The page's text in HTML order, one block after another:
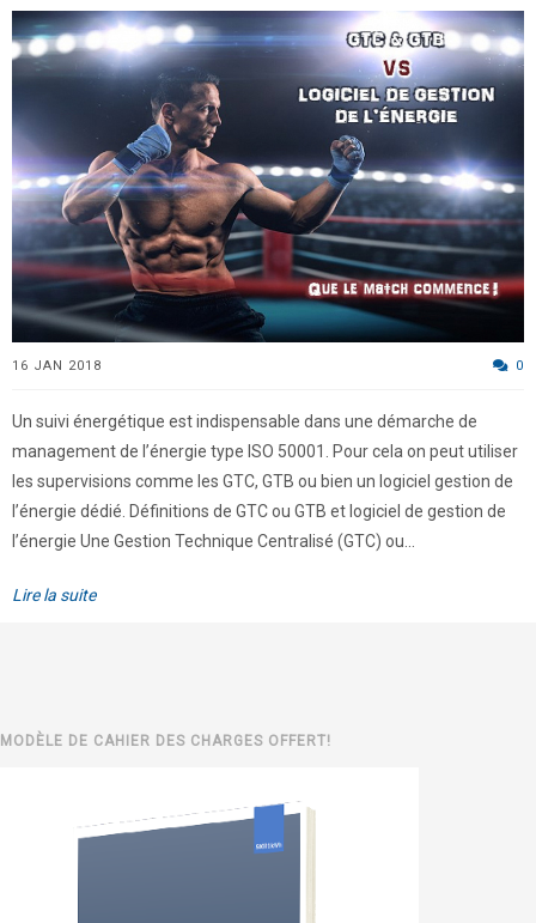
16 JAN 2018 0
Un suivi énergétique est indispensable dans une démarche de
management de l’énergie type ISO 50001. Pour cela on peut utiliser
les supervisions comme les GTC, GTB ou bien un logiciel gestion de
l’énergie dédié. Définitions de GTC ou GTB et logiciel de gestion de
l’énergie Une Gestion Technique Centralisé (GTC) ou...
Lire la suite
MODÈLE DE CAHIER DES CHARGES OFFERT!